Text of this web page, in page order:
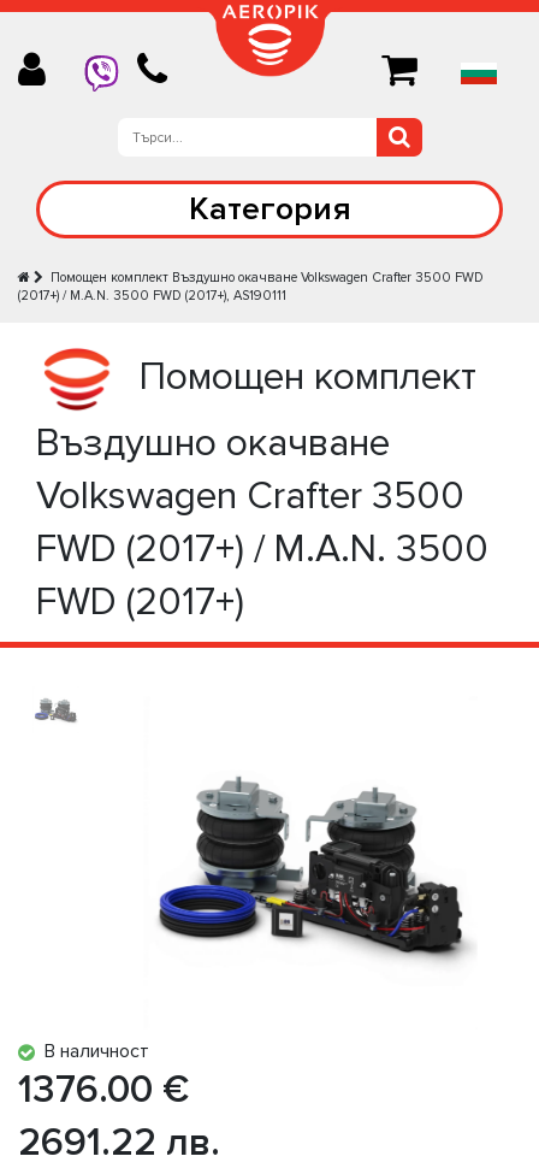
Категория
Помощен комплект Въздушно окачване Volkswagen Crafter 3500 FWD
(2017+) / M.A.N. 3500 FWD (2017+), AS190111
Помощен комплект
Въздушно окачване
Volkswagen Crafter 3500
FWD (2017+) / M.A.N. 3500
FWD (2017+)
В наличност
1376.00 €
2691.22 лв.